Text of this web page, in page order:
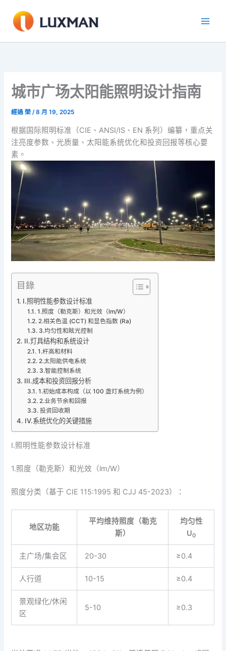
容
城市广场太阳能照明设计指南
經過榮/8 月 19, 2025
根据国际照明标准（CIE、ANSI/IS、EN 系列）编纂，重点关
注亮度参数、光质量、太阳能系统优化和投资回报等核心要
素。
目錄
I.照明性能参数设计标准
1.照度（勒克斯）和光效（lm/W）
2.相关色温 (CCT) 和显色指数 (Ra)
3.均匀性和眩光控制
II.灯具结构和系统设计
1.杆高和材料
2.太阳能供电系统
3.智能控制系统
III.成本和投资回报分析
1.初始成本构成（以 100 盏灯系统为例）
2.业务节余和回报
投资回收期
IV.系统优化的关键措施
I.照明性能参数设计标准
1.照度（勒克斯）和光效（lm/W）
照度分类（基于 CIE 115:1995 和 CJJ 45-2023）：
地区功能
平均维持照度（勒克
斯）
均匀性
U0
主广场/集会区 20-30 ≥0.4
人行道 10-15 ≥0.4
景观绿化/休闲
区
5-10 ≥0.3